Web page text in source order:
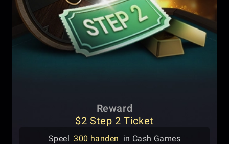
Reward
$2 Step 2 Ticket
Speel 300 handen in Cash Games